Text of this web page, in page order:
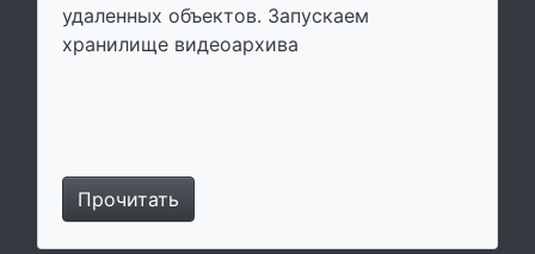
удаленных объектов. Запускаем
хранилище видеоархива
Прочитать